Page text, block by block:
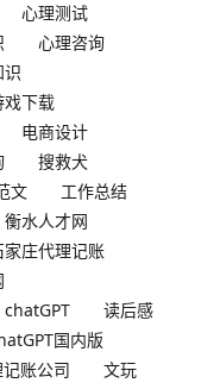
心理测试
心理咨询
识
戏下载
电商设计
搜救犬
文
工作总结
衡水人才网
家庄代理记账
chatGPT
读后感
国内版
账公司
文玩